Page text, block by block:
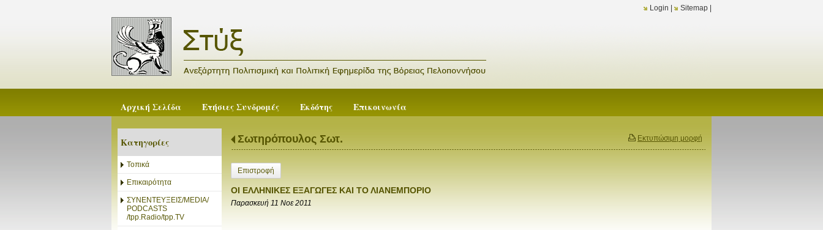
Login Sitemap
Αρχική Σελίδα Ετήσιες Συνδρομές Εκδότης Επικοινωνία
Κατηγορίες
Τοπικά
Επικαιρότητα
ΣΥΝΕΝΤΕΥΞΕΙΣ/MEDIA/
PODCASTS
/tpp.Radio/tpp.TV
Εκτυπώσιμη μορφή
Σωτηρόπουλος Σωτ.
Επιστροφή
ΟΙ ΕΛΛΗΝΙΚΕΣ ΕΞΑΓΩΓΕΣ ΚΑΙ ΤΟ ΛΙΑΝΕΜΠΟΡΙΟ
Παρασκευή 11 Νοε 2011